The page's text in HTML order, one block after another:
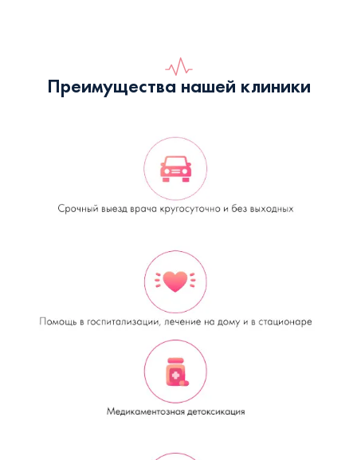
Преимущества нашей клиники